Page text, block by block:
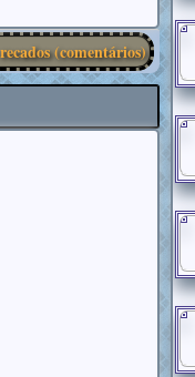
(comentários)